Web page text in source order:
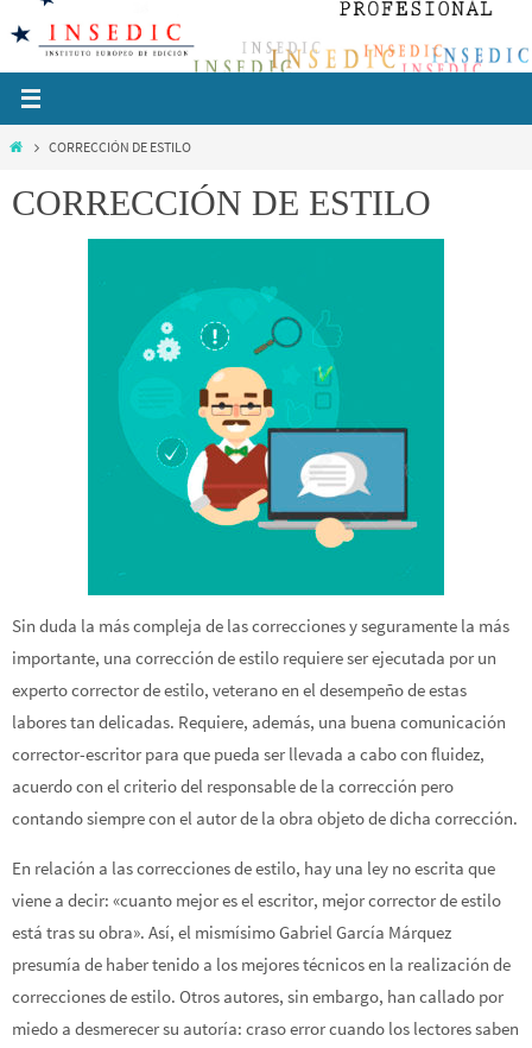
contenido
InicioCORRECCIÓN DE ESTILO
CORRECCIÓN DE ESTILO
Sin duda la más compleja de las correcciones y seguramente la más
importante, una corrección de estilo requiere ser ejecutada por un
experto corrector de estilo, veterano en el desempeño de estas
labores tan delicadas. Requiere, además, una buena comunicación
corrector-escritor para que pueda ser llevada a cabo con fluidez,
acuerdo con el criterio del responsable de la corrección pero
contando siempre con el autor de la obra objeto de dicha corrección.
En relación a las correcciones de estilo, hay una ley no escrita que
viene a decir: «cuanto mejor es el escritor, mejor corrector de estilo
está tras su obra». Así, el mismísimo Gabriel García Márquez
presumía de haber tenido a los mejores técnicos en la realización de
correcciones de estilo. Otros autores, sin embargo, han callado por
miedo a desmerecer su autoría: craso error cuando los lectores saben